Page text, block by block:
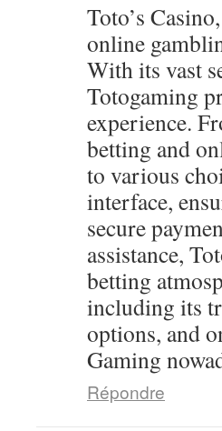
Toto’s
online
With its vast
Totogaming
experience.
betting and
to various
interface,
secure
assistance,
betting
including its
options, and
Gaming
Répondre